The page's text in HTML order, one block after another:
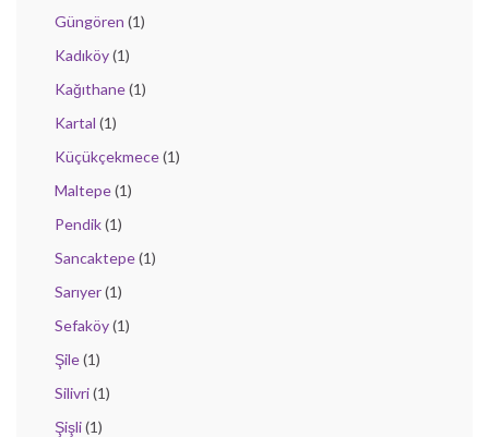
Güngören (1)
Kadıköy(1)
Kağıthane(1)
Kartal (1)
Küçükçekmece(1)
Maltepe(1)
Pendik(1)
Sancaktepe(1)
Sarıyer(1)
Sefaköy(1)
Şile(1)
Silivri(1)
Şişli(1)